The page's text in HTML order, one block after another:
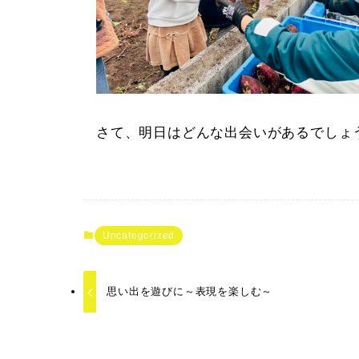
さて、明日はどんな出会いがあるでしょ
Uncategorized
思い出を遊びに～表現を楽しむ～